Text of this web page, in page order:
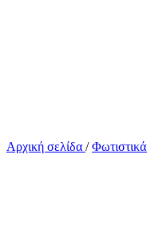
Αρχική σελίδα / Φωτιστικά